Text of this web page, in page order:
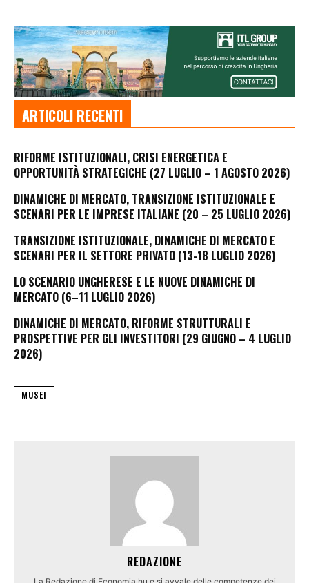
ARTICOLI RECENTI
RIFORME ISTITUZIONALI, CRISI ENERGETICA E
OPPORTUNITÀ STRATEGICHE (27 LUGLIO – 1 AGOSTO 2026)
DINAMICHE DI MERCATO, TRANSIZIONE ISTITUZIONALE E
SCENARI PER LE IMPRESE ITALIANE (20 – 25 LUGLIO 2026)
TRANSIZIONE ISTITUZIONALE, DINAMICHE DI MERCATO E
SCENARI PER IL SETTORE PRIVATO (13-18 LUGLIO 2026)
LO SCENARIO UNGHERESE E LE NUOVE DINAMICHE DI
MERCATO (6–11 LUGLIO 2026)
DINAMICHE DI MERCATO, RIFORME STRUTTURALI E
PROSPETTIVE PER GLI INVESTITORI (29 GIUGNO – 4 LUGLIO
2026)
MUSEI
REDAZIONE